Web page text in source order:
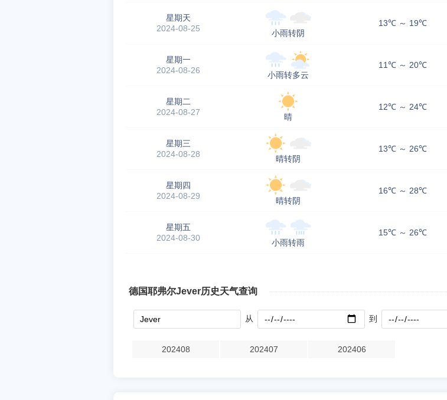
星期天
2024-08-25
小雨转阴
13℃ ～ 19℃
星期一
2024-08-26
小雨转多云
11℃ ～ 20℃
星期二
2024-08-27
晴
12℃ ～ 24℃
星期三
2024-08-28
晴转阴
13℃ ～ 26℃
星期四
2024-08-29
晴转阴
16℃ ～ 28℃
星期五
2024-08-30
小雨转雨
15℃ ～ 26℃
德国耶弗尔Jever历史天气查询
从 到
202408 202407 202406